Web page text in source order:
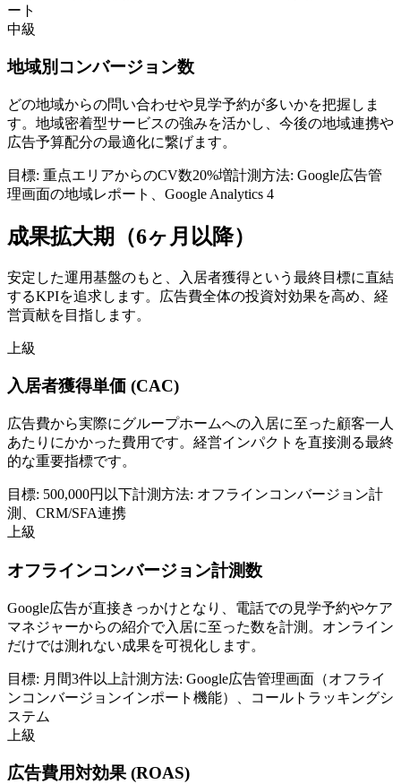
ート
中級
地域別コンバージョン数
どの地域からの問い合わせや見学予約が多いかを把握しま
す。地域密着型サービスの強みを活かし、今後の地域連携や
広告予算配分の最適化に繋げます。
目標: 重点エリアからのCV数20%増計測方法: Google広告管
理画面の地域レポート、Google Analytics 4
成果拡大期（6ヶ月以降）
安定した運用基盤のもと、入居者獲得という最終目標に直結
するKPIを追求します。広告費全体の投資対効果を高め、経
営貢献を目指します。
上級
入居者獲得単価 (CAC)
広告費から実際にグループホームへの入居に至った顧客一人
あたりにかかった費用です。経営インパクトを直接測る最終
的な重要指標です。
目標: 500,000円以下計測方法: オフラインコンバージョン計
測、CRM/SFA連携
上級
オフラインコンバージョン計測数
Google広告が直接きっかけとなり、電話での見学予約やケア
マネジャーからの紹介で入居に至った数を計測。オンライン
だけでは測れない成果を可視化します。
目標: 月間3件以上計測方法: Google広告管理画面（オフライ
ンコンバージョンインポート機能）、コールトラッキングシ
ステム
上級
広告費用対効果 (ROAS)